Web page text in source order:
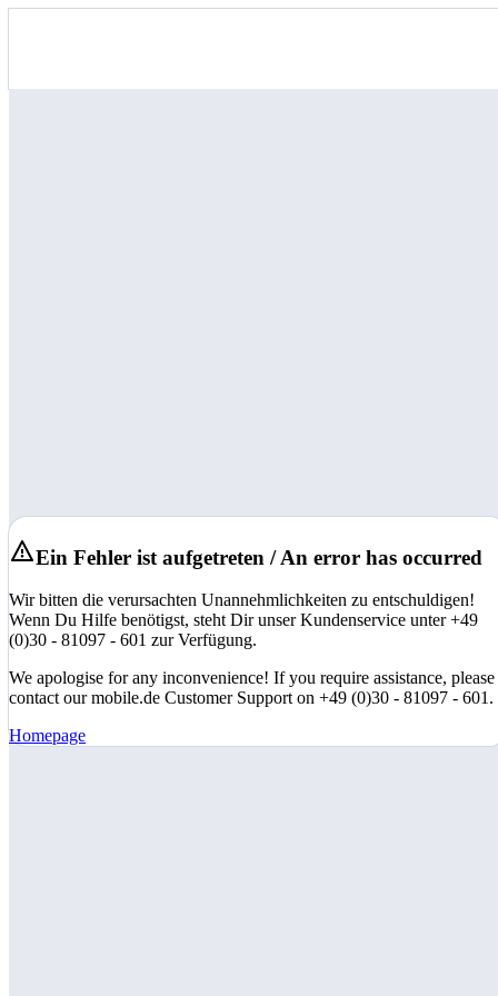
Ein Fehler ist aufgetreten / An error has occurred
Wir bitten die verursachten Unannehmlichkeiten zu entschuldigen!
Wenn Du Hilfe benötigst, steht Dir unser Kundenservice unter +49
(0)30 - 81097 - 601 zur Verfügung.
We apologise for any inconvenience! If you require assistance, please
contact our mobile.de Customer Support on +49 (0)30 - 81097 - 601.
Homepage